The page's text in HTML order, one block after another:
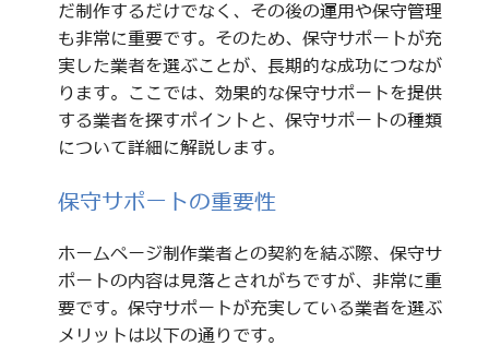
だ制作するだけでなく、その後の運用や保守管理
も非常に重要です。そのため、保守サポートが充
実した業者を選ぶことが、長期的な成功につなが
ります。ここでは、効果的な保守サポートを提供
する業者を探すポイントと、保守サポートの種類
について詳細に解説します。
保守サポートの重要性
ホームページ制作業者との契約を結ぶ際、保守サ
ポートの内容は見落とされがちですが、非常に重
要です。保守サポートが充実している業者を選ぶ
メリットは以下の通りです。